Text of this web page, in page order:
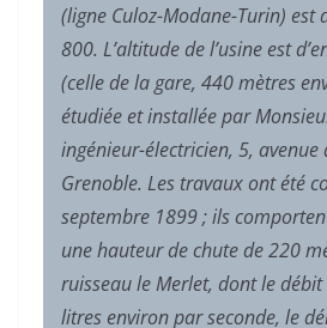
(ligne Culoz-Modane-Turin) est
800. L’altitude de l’usine est
(celle de la gare, 440 mètres
étudiée et installée par
ingénieur-électricien, 5, avenue
Grenoble. Les travaux ont été
septembre 1899 ; ils
une hauteur de chute de 220
ruisseau le Merlet, dont le
litres environ par seconde, le